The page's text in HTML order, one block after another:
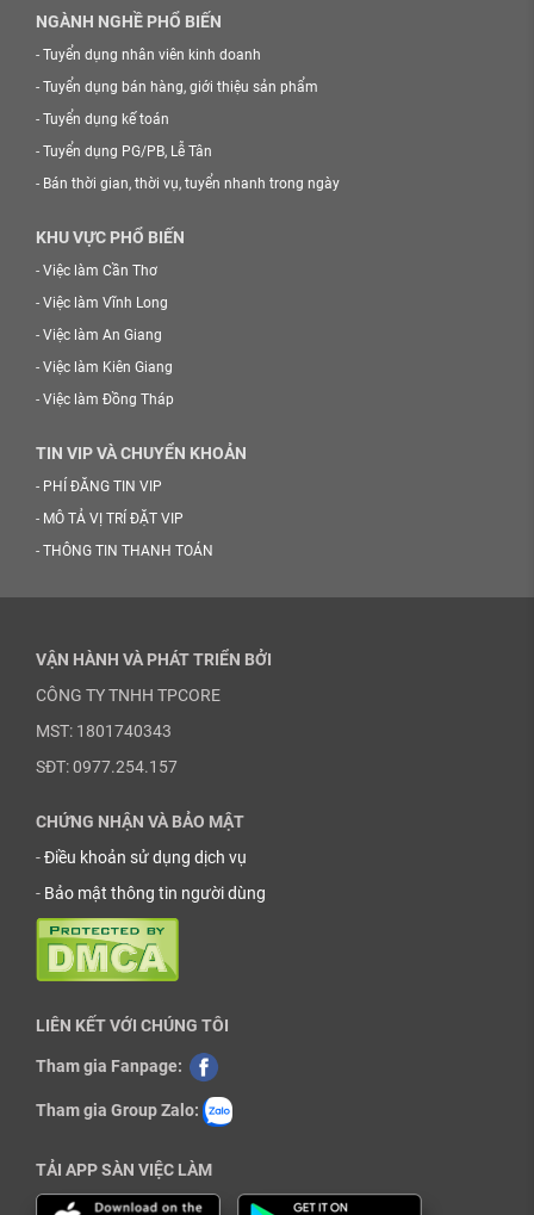
NGÀNH NGHỀ PHỔ BIẾN
- Tuyển dụng nhân viên kinh doanh
- Tuyển dụng bán hàng, giới thiệu sản phẩm
- Tuyển dụng kế toán
- Tuyển dụng PG/PB, Lễ Tân
- Bán thời gian, thời vụ, tuyển nhanh trong ngày
KHU VỰC PHỔ BIẾN
- Việc làm Cần Thơ
- Việc làm Vĩnh Long
- Việc làm An Giang
- Việc làm Kiên Giang
- Việc làm Đồng Tháp
TIN VIP VÀ CHUYỂN KHOẢN
- PHÍ ĐĂNG TIN VIP
- MÔ TẢ VỊ TRÍ ĐẶT VIP
- THÔNG TIN THANH TOÁN
VẬN HÀNH VÀ PHÁT TRIỂN BỞI
CÔNG TY TNHH TPCORE
MST: 1801740343
SĐT: 0977.254.157
CHỨNG NHẬN VÀ BẢO MẬT
-Điều khoản sử dụng dịch vụ
- Bảo mật thông tin người dùng
LIÊN KẾT VỚI CHÚNG TÔI
Tham gia Fanpage:
Tham gia Group Zalo:
TẢI APP SÀN VIỆC LÀM